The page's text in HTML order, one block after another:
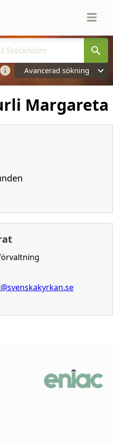
Avancerad sökning
Margareta